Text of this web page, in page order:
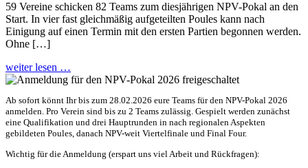
59 Vereine schicken 82 Teams zum diesjährigen NPV-Pokal an den
Start. In vier fast gleichmäßig aufgeteilten Poules kann nach
Einigung auf einen Termin mit den ersten Partien begonnen werden.
Ohne […]
weiter lesen …
Ab sofort könnt Ihr bis zum 28.02.2026 eure Teams für den NPV-Pokal 2026
anmelden. Pro Verein sind bis zu 2 Teams zulässig. Gespielt werden zunächst
eine Qualifikation und drei Hauptrunden in nach regionalen Aspekten
gebildeten Poules, danach NPV-weit Viertelfinale und Final Four.
Wichtig für die Anmeldung (erspart uns viel Arbeit und Rückfragen):